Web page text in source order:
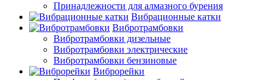
Принадлежности для алмазного бурения
Вибрационные катки
Вибротрамбовки
Вибротрамбовки дизельные
Вибротрамбовки электрические
Вибротрамбовки бензиновые
Виброрейки